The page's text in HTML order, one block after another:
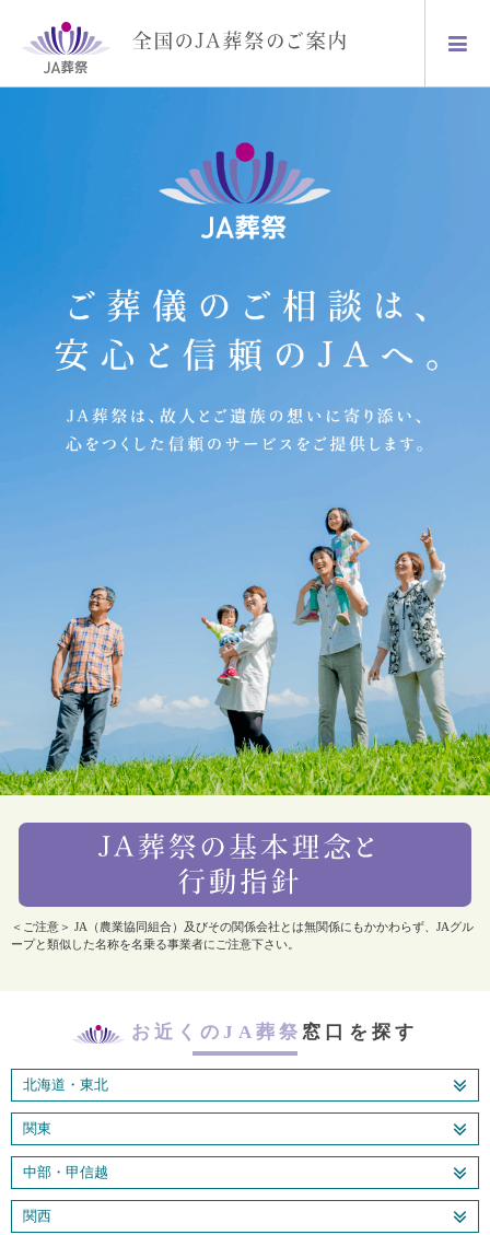
＜ご注意＞ JA（農業協同組合）及びその関係会社とは無関係にもかかわらず、JAグル
ープと類似した名称を名乗る事業者にご注意下さい。
お近くのJA葬祭 窓口を探す
北海道・東北
関東
中部・甲信越
関西